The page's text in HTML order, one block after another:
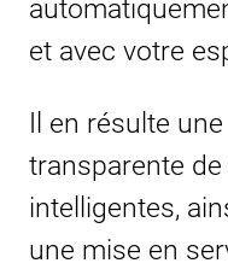
et avec votre
Il en résulte
transparente de
intelligentes,
une mise en